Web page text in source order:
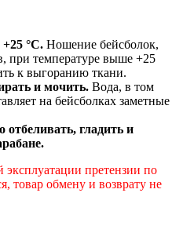
°C. Ношение бейсболок,
при температуре выше +25
к выгоранию ткани.
и мочить. Вода, в том
на бейсболках заметные
отбеливать, гладить и
претензии по
товар обмену и возврату не